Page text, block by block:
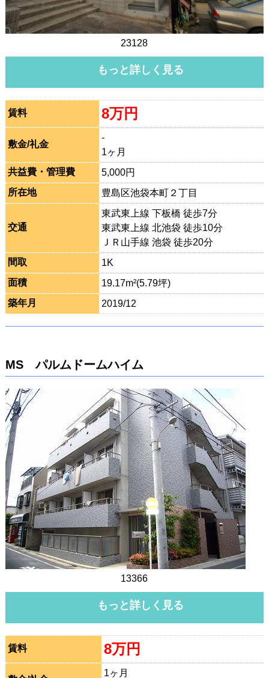
23128
もっと詳しく見る
賃料 8万円
敷金/礼金
-
1ヶ月
共益費・管理費
5,000円
所在地
豊島区池袋本町２丁目
交通
東武東上線 下板橋 徒歩7分
東武東上線 北池袋 徒歩10分
ＪＲ山手線 池袋 徒歩20分
間取
1K
面積
19.17m²(5.79坪)
築年月
2019/12
MS パルムドームハイム
13366
もっと詳しく見る
賃料 8万円
1ヶ月